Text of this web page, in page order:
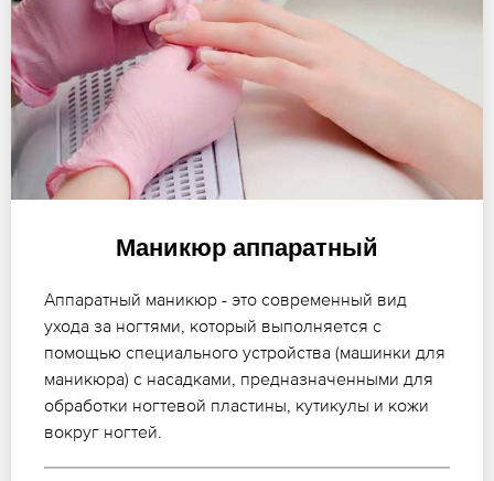
Маникюр аппаратный
Аппаратный маникюр - это современный вид
ухода за ногтями, который выполняется с
помощью специального устройства (машинки для
маникюра) с насадками, предназначенными для
обработки ногтевой пластины, кутикулы и кожи
вокруг ногтей.